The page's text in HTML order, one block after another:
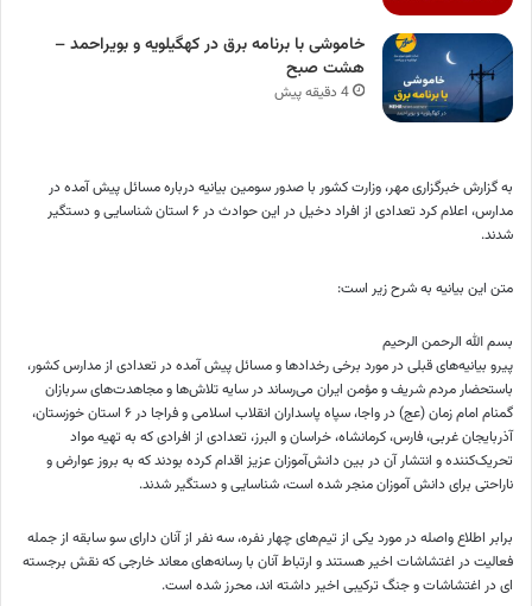
خاموشی با برنامه برق در کهگیلویه و بویراحمد –
هشت صبح
4 دقیقه پیش
به گزارش خبرگزاری مهر، وزارت کشور با صدور سومین بیانیه درباره مسائل پیش آمده در
مدارس، اعلام کرد تعدادی از افراد دخیل در این حوادث در ۶ استان شناسایی و دستگیر
شدند.
متن این بیانیه به شرح زیر است:
بسم الله الرحمن الرحیم
پیرو بیانیه‌های قبلی در مورد برخی رخدادها و مسائل پیش آمده در تعدادی از مدارس کشور،
باستحضار مردم شریف و مؤمن ایران می‌رساند در سایه تلاش‌ها و مجاهدت‌های سربازان
گمنام امام زمان (عج) در واجا، سپاه پاسداران انقلاب اسلامی و فراجا در ۶ استان خوزستان،
آذربایجان غربی، فارس، کرمانشاه، خراسان و البرز، تعدادی از افرادی که به تهیه مواد
تحریک‌کننده و انتشار آن در بین دانش‌آموزان عزیز اقدام کرده بودند که به بروز عوارض و
ناراحتی برای دانش آموزان منجر شده است، شناسایی و دستگیر شدند.
برابر اطلاع واصله در مورد یکی از تیم‌های چهار نفره، سه نفر از آنان دارای سو سابقه از جمله
فعالیت در اغتشاشات اخیر هستند و ارتباط آنان با رسانه‌های معاند خارجی که نقش برجسته
ای در اغتشاشات و جنگ ترکیبی اخیر داشته اند، محرز شده است.